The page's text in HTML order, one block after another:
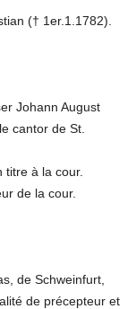
(† 1er.1.1782).
Johann August
cantor de St.
titre à la cour.
de la cour.
de Schweinfurt,
de précepteur et